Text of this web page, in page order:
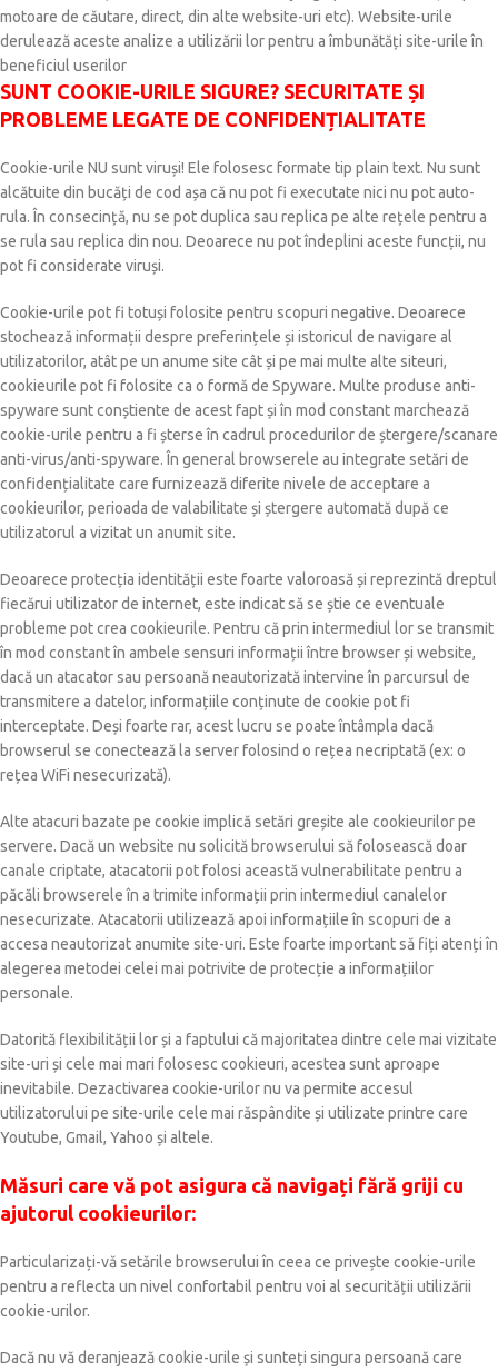
motoare de căutare, direct, din alte website-uri etc). Website-urile
derulează aceste analize a utilizării lor pentru a îmbunătăți site-urile în
beneficiul userilor
SUNT COOKIE-URILE SIGURE? SECURITATE ȘI
PROBLEME LEGATE DE CONFIDENȚIALITATE
Cookie-urile NU sunt viruși! Ele folosesc formate tip plain text. Nu sunt
alcătuite din bucăți de cod așa că nu pot fi executate nici nu pot auto-
rula. În consecință, nu se pot duplica sau replica pe alte rețele pentru a
se rula sau replica din nou. Deoarece nu pot îndeplini aceste funcții, nu
pot fi considerate viruși.
Cookie-urile pot fi totuși folosite pentru scopuri negative. Deoarece
stochează informații despre preferințele și istoricul de navigare al
utilizatorilor, atât pe un anume site cât și pe mai multe alte siteuri,
cookieurile pot fi folosite ca o formă de Spyware. Multe produse anti-
spyware sunt conștiente de acest fapt și în mod constant marchează
cookie-urile pentru a fi șterse în cadrul procedurilor de ștergere/scanare
anti-virus/anti-spyware. În general browserele au integrate setări de
confidențialitate care furnizează diferite nivele de acceptare a
cookieurilor, perioada de valabilitate și ștergere automată după ce
utilizatorul a vizitat un anumit site.
Deoarece protecția identității este foarte valoroasă și reprezintă dreptul
fiecărui utilizator de internet, este indicat să se știe ce eventuale
probleme pot crea cookieurile. Pentru că prin intermediul lor se transmit
în mod constant în ambele sensuri informații între browser și website,
dacă un atacator sau persoană neautorizată intervine în parcursul de
transmitere a datelor, informațiile conținute de cookie pot fi
interceptate. Deși foarte rar, acest lucru se poate întâmpla dacă
browserul se conectează la server folosind o rețea necriptată (ex: o
rețea WiFi nesecurizată).
Alte atacuri bazate pe cookie implică setări greșite ale cookieurilor pe
servere. Dacă un website nu solicită browserului să folosească doar
canale criptate, atacatorii pot folosi această vulnerabilitate pentru a
păcăli browserele în a trimite informații prin intermediul canalelor
nesecurizate. Atacatorii utilizează apoi informațiile în scopuri de a
accesa neautorizat anumite site-uri. Este foarte important să fiți atenți în
alegerea metodei celei mai potrivite de protecție a informațiilor
personale.
Datorită flexibilității lor și a faptului că majoritatea dintre cele mai vizitate
site-uri și cele mai mari folosesc cookieuri, acestea sunt aproape
inevitabile. Dezactivarea cookie-urilor nu va permite accesul
utilizatorului pe site-urile cele mai răspândite și utilizate printre care
Youtube, Gmail, Yahoo și altele.
Măsuri care vă pot asigura că navigați fără griji cu
ajutorul cookieurilor:
Particularizați-vă setările browserului în ceea ce privește cookie-urile
pentru a reflecta un nivel confortabil pentru voi al securității utilizării
cookie-urilor.
Dacă nu vă deranjează cookie-urile și sunteți singura persoană care